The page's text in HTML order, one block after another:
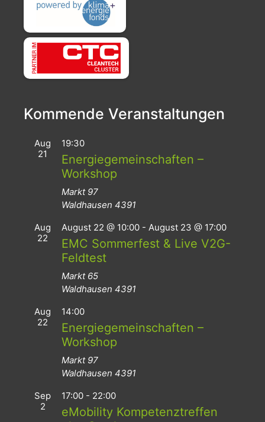
Kommende Veranstaltungen
Aug
21
19:30
Energiegemeinschaften –
Workshop
Markt 97
Waldhausen 4391
Aug
22
August 22 @ 10:00 - August 23 @ 17:00
EMC Sommerfest & Live V2G-
Feldtest
Markt 65
Waldhausen 4391
Aug
22
14:00
Energiegemeinschaften –
Workshop
Markt 97
Waldhausen 4391
Sep
2
17:00 - 22:00
eMobility Kompetenztreffen